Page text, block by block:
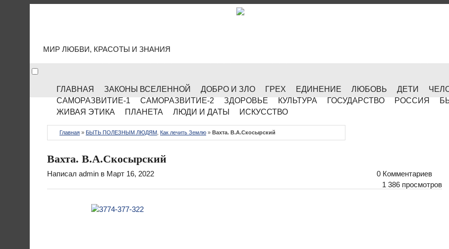
МИР ЛЮБВИ, КРАСОТЫ И ЗНАНИЯ
ГЛАВНАЯ ЗАКОНЫ ВСЕЛЕННОЙ ДОБРО И ЗЛО ГРЕХ ЕДИНЕНИЕ ЛЮБОВЬ ДЕТИ
САМОРАЗВИТИЕ-1
САМОРАЗВИТИЕ-2 ЗДОРОВЬЕ КУЛЬТУРА ГОСУДАРСТВО РОССИЯ
ЖИВАЯ ЭТИКА
ПЛАНЕТА ЛЮДИ И ДАТЫ ИСКУССТВО
Главная » БЫТЬ ПОЛЕЗНЫМ ЛЮДЯМ Как лечить Землю » Вахта. В.А.Скосырский
Вахта. В.А.Скосырский
Написал admin в Март 16, 2022
0 Комментариев
1 386 просмотров